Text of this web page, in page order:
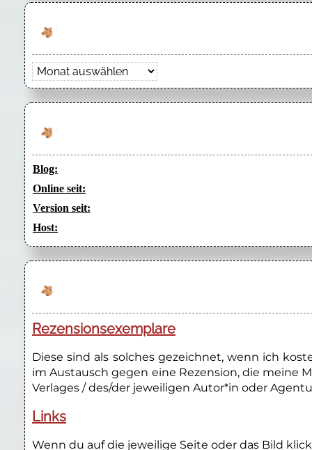
Archiv
Blog:
Online seit:
Version seit:
Host:
Rezensionsexemplare
Diese sind als solches gezeichnet, wenn ich
im Austausch gegen eine Rezension, die meine
Verlages / des/der jeweiligen Autor*in oder
Links
Wenn du auf die jeweilige Seite oder das Bild